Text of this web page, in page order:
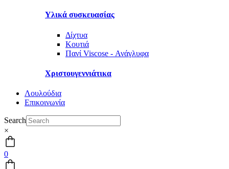
Υλικά συσκευασίας
Δίχτυα
Κουτιά
Πανί Viscose - Ανάγλυφα
Χριστουγεννιάτικα
Λουλούδια
Επικοινωνία
Search
×
0